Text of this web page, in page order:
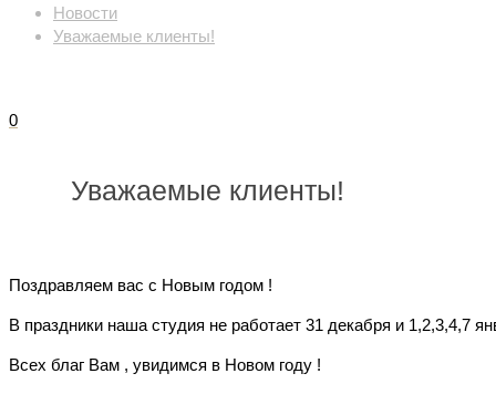
Новости
Уважаемые клиенты!
0
Уважаемые клиенты!
Поздравляем вас с Новым годом !
В праздники наша студия не работает 31 декабря и 1,2,3,4,7
Всех благ Вам , увидимся в Новом году !